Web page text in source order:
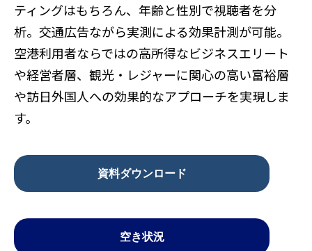
ティングはもちろん、年齢と性別で視聴者を分
析。交通広告ながら実測による効果計測が可能。
空港利用者ならではの高所得なビジネスエリート
や経営者層、観光・レジャーに関心の高い富裕層
や訪日外国人への効果的なアプローチを実現しま
す。
資料ダウンロード
空き状況